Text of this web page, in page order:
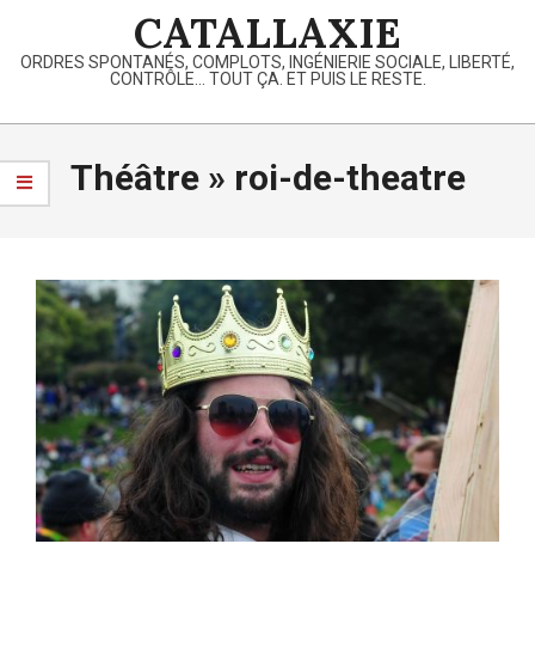
content
CATALLAXIE
ORDRES SPONTANÉS, COMPLOTS, INGÉNIERIE SOCIALE, LIBERTÉ,
CONTRÔLE… TOUT ÇA. ET PUIS LE RESTE.
Primary
Menu
Théâtre » roi-de-theatre